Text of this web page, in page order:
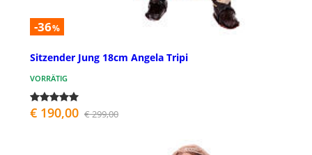
-36%
Sitzender Jung 18cm Angela Tripi
VORRÄTIG
€ 190,00 € 299,00